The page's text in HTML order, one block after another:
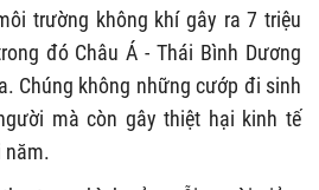
trường không khí gây ra 7 triệu
đó Châu Á - Thái Bình Dương
Chúng không những cướp đi sinh
mà còn gây thiệt hại kinh tế
năm.